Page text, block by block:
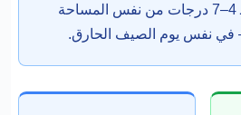
يمكن أن يكون أبرد بـ 4–7 درجات من نفس المساحة
في نفس يوم الصيف الحارق.